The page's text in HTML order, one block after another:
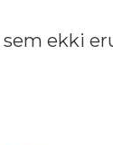
ekki